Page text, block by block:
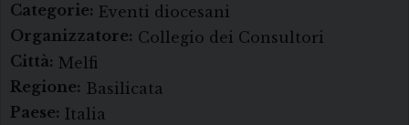
Categorie: Eventi diocesani
Organizzatore: Collegio dei Consultori
Città: Melfi
Regione: Basilicata
Paese: Italia